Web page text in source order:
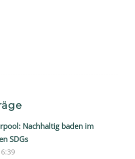
Nachhaltig baden im
SDGs